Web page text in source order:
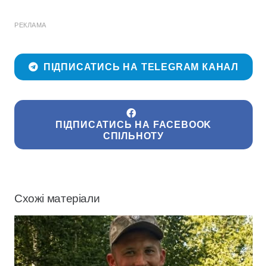
РЕКЛАМА
ПІДПИСАТИСЬ НА TELEGRAM КАНАЛ
ПІДПИСАТИСЬ НА FACEBOOK
СПІЛЬНОТУ
Схожі матеріали